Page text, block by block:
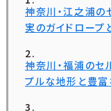
神奈川・江之浦の
実のガイドロープ
神奈川・福浦のセ
プルな地形と豊